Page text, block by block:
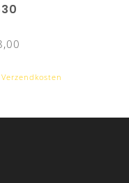
Verzendkosten